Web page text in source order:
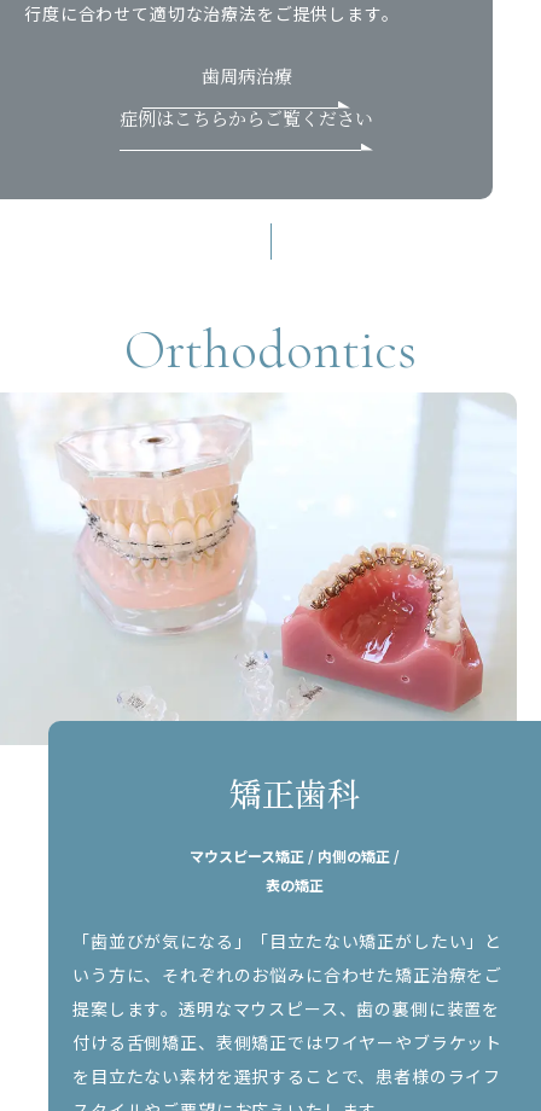
行度に合わせて適切な治療法をご提供します。
歯周病治療
症例はこちらからご覧ください
Orthodontics
矯正歯科
マウスピース矯正 / 内側の矯正 /
表の矯正
「歯並びが気になる」「目立たない矯正がしたい」と
いう方に、それぞれのお悩みに合わせた矯正治療をご
提案します。透明なマウスピース、歯の裏側に装置を
付ける舌側矯正、表側矯正ではワイヤーやブラケット
を目立たない素材を選択することで、患者様のライフ